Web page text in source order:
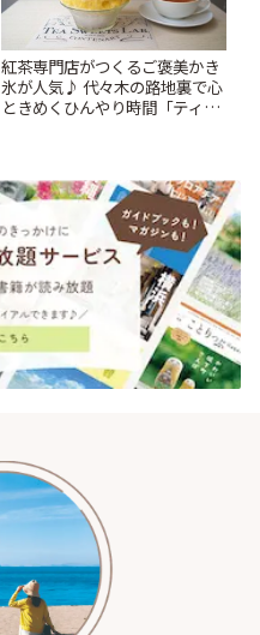
紅茶専門店がつくるご褒美かき
氷が人気♪ 代々木の路地裏で心
ときめくひんやり時間「ティー